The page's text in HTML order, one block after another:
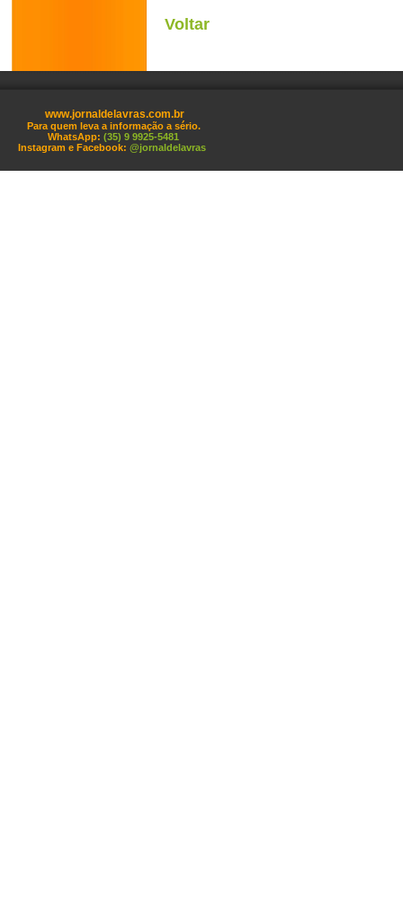
Voltar
www.jornaldelavras.com.br
Para quem leva a informação a sério.
WhatsApp: (35) 9 9925-5481
Instagram e Facebook: @jornaldelavras